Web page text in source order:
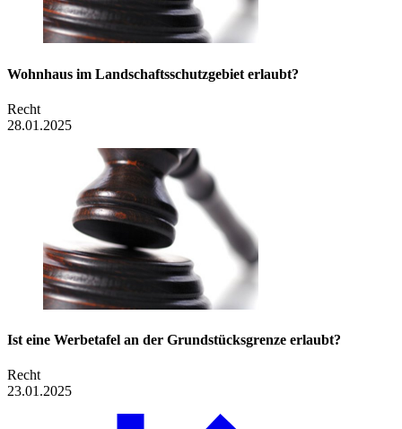
Wohnhaus im Landschaftsschutzgebiet erlaubt?
Recht
28.01.2025
Ist eine Werbetafel an der Grundstücksgrenze erlaubt?
Recht
23.01.2025